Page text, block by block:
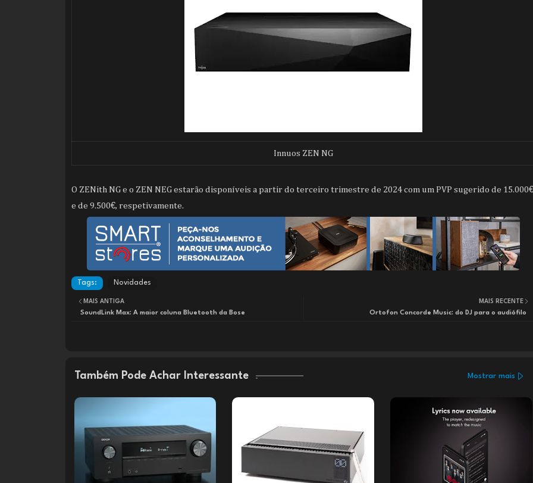
Innuos ZEN NG
O ZENith NG e o ZEN NEG estarão disponíveis a partir do terceiro trimestre de 2024 com um PVP sugerido de 15.000€
e de 9.500€, respetivamente.
Tags: Novidades
MAIS RECENTE
Ortofon Concorde Music: do DJ para o audiófilo
MAIS ANTIGA
SoundLink Max: A maior coluna Bluetooth da Bose
Também Pode Achar Interessante Mostrar mais